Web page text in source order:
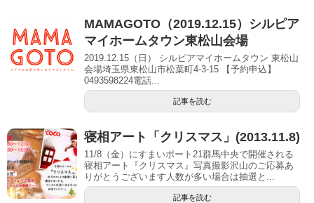
MAMAGOTO（2019.12.15）シルピア
マイホームタウン東松山会場
2019.12.15（日） シルピアマイホームタウン 東松山
会場埼玉県東松山市松葉町4-3-15 【予約申込】
0493598224電話...
記事を読む
寝相アート「クリスマス」(2013.11.8)
11/8（金）にすまいポート21群馬中央で開催される
寝相アート『クリスマス』写真撮影沢山のご応募あ
りがとうございます人数が多い場合は抽選と...
記事を読む